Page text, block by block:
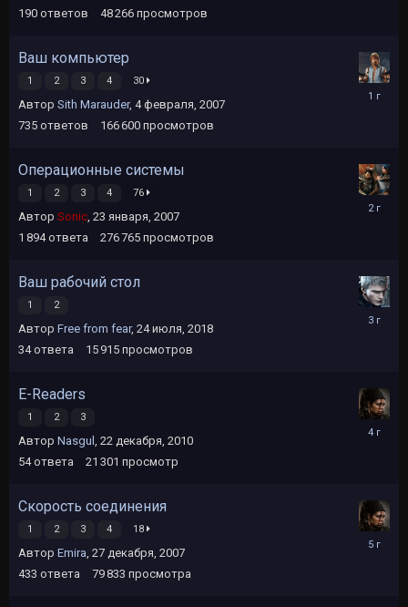
190 ответов 48 266 просмотров
Ваш компьютер
1 2 3 4 30
Автор Sith Marauder, 4 февраля, 2007
735 ответов 166 600 просмотров
31
Операционные системы
1 2 3 4 76
Автор Sonic, 23 января, 2007
1 894 ответа 276 765 просмотров
26
Ваш рабочий стол
1 2
Автор Free from fear, 24 июля, 2018
34 ответа 15 915 просмотров
13
E-Readers
1 2 3
Автор Nasgul , 22 декабря, 2010
54 ответа 21 301 просмотр
25
Скорость соединения
1 2 3 4 18
Автор Emira, 27 декабря, 2007
433 ответа 79 833 просмотра
31